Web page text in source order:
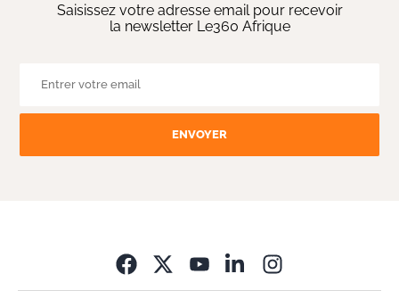
Saisissez votre adresse email pour recevoir
la newsletter Le360 Afrique
ENVOYER